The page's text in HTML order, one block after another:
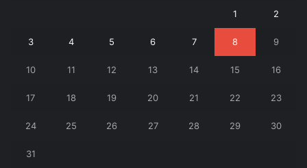
1 2
3 4 5 6 7 8 9
10 11 12 13 14 15 16
17 18 19 20 21 22 23
24 25 26 27 28 29 30
31